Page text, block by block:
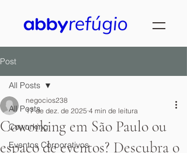
Post
All Posts
Coworking
Eventos Corporativos
All Posts
Coworking em São Paulo ou
espaço de eventos? Descubra o
negocios238
17 de dez. de 2025 4 min de leitura